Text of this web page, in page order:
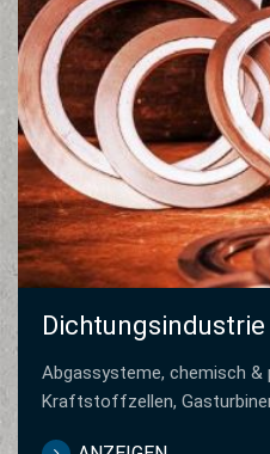
Dichtungsindustrie
Abgassysteme, chemisch &
Kraftstoffzellen,